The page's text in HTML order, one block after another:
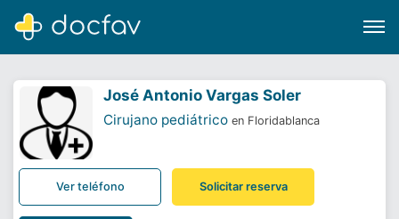
Software para clínicas
José Antonio Vargas Soler
Cirujano pediátrico en Floridablanca
Ver teléfono Solicitar reserva